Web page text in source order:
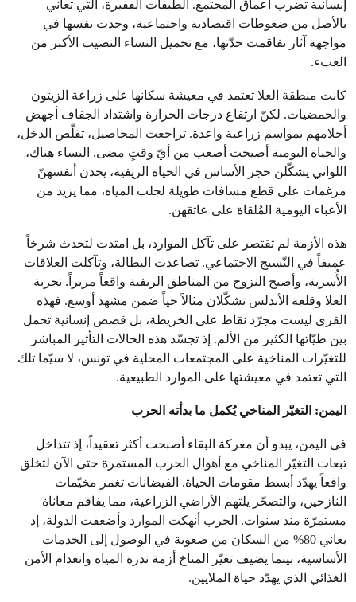
إنسانية تضرب أعماق المجتمع. الطبقات الفقيرة، التي تعاني
بالأصل من ضغوطات اقتصادية واجتماعية، وجدت نفسها في
مواجهة آثار تفاقمت حدّتها، مع تحميل النساء النصيب الأكبر من
العبء.
كانت منطقة العلا تعتمد في معيشة سكانها على زراعة الزيتون
والحمضيات. لكنّ ارتفاع درجات الحرارة واشتداد الجفاف أجهض
أحلامهم بمواسم زراعية واعدة. تراجعت المحاصيل، تقلّص الدخل،
والحياة اليومية أصبحت أصعب من أيّ وقتٍ مضى. النساء هناك،
اللواتي يشكّلن حجر الأساس في الحياة الريفية، يجدن أنفسهنّ
مرغمات على قطع مسافات طويلة لجلب المياه، مما يزيد من
الأعباء اليومية المُلقاة على عاتقهن.
هذه الأزمة لم تقتصر على تآكل الموارد، بل امتدت لتحدث شرخاً
عميقاً في النّسيج الاجتماعي. تصاعدت البطالة، وتآكلت العلاقات
الأُسرية، وأصبح النزوح من المناطق الريفية واقعاً مريراً. تجربة
العلا وقلعة الأندلس تشكّلان مثالاً حياً ضمن مشهد أوسع. فهذه
القرى ليست مجرّد نقاط على الخريطة، بل قصص إنسانية تحمل
بين طيّاتها الكثير من الألم. إذ تجسّد هذه الحالات التأثير المباشر
للتغيّرات المناخية على المجتمعات المحلية في تونس، لا سيّما تلك
التي تعتمد في معيشتها على الموارد الطبيعية.
اليمن: التغيّر المناخي يُكمل ما بدأته الحرب
في اليمن، يبدو أن معركة البقاء أصبحت أكثر تعقيداً، إذ تتداخل
تبعات التغيّر المناخي مع أهوال الحرب المستمرة حتى الآن لتخلق
واقعاً يهدّد أبسط مقومات الحياة. الفيضانات تغمر مخيّمات
النازحين، والتصحّر يلتهم الأراضي الزراعية، مما يفاقم معاناة
مستمرّة منذ سنوات. الحرب أنهكت الموارد وأضعفت الدولة، إذ
يعاني 80% من السكان من صعوبة في الوصول إلى الخدمات
الأساسية، بينما يضيف تغيّر المناخ أزمة ندرة المياه وانعدام الأمن
الغذائي الذي يهدّد حياة الملايين.